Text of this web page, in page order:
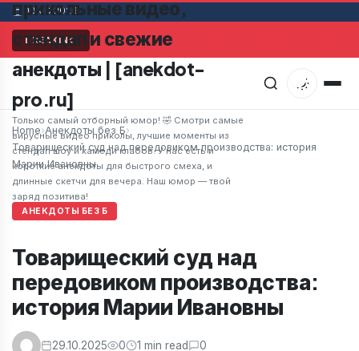
08.08.2026
BREAKINGМужчина в супермаркете заметил привлекательную
прикольные видео,
стендап и свежие
анекдоты | [anekdot-
pro.ru]
Только самый отборный юмор! 🤣 Смотри самые
вирусные видео приколы, лучшие моменты из
стендап шоу и камеди клабов. У нас есть и
короткие анекдоты для быстрого смеха, и
длинные скетчи для вечера. Наш юмор — твой
заряд позитива!
Home›Анекдоты без Б›
Товарищеский суд над передовиком производства: история
Марии Ивановны
АНЕКДОТЫ БЕЗ Б
Товарищеский суд над
передовиком производства:
история Марии Ивановны
29.10.2025 0 1 min read 0